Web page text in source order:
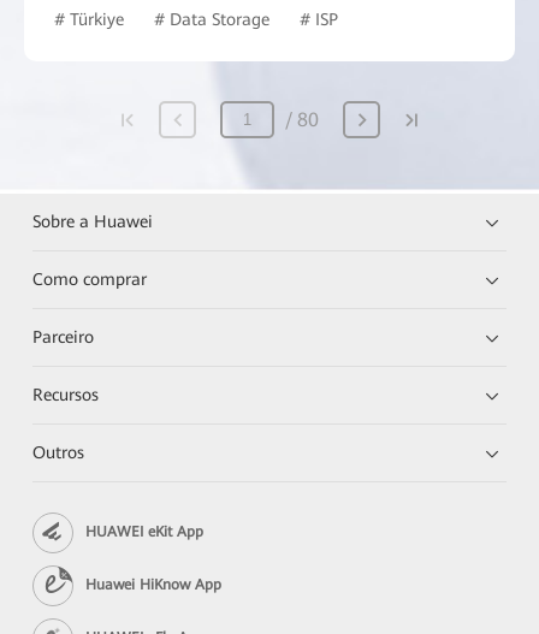
# Türkiye # Data Storage # ISP
80
Sobre a Huawei
Como comprar
Parceiro
Recursos
Outros
HUAWEI eKit App
Huawei HiKnow App